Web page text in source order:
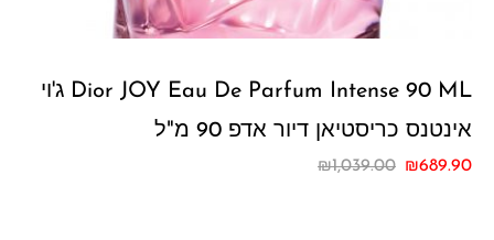
Dior JOY Eau De Parfum Intense 90 ML ג'וי
אינטנס כריסטיאן דיור אדפ 90 מ"ל
₪1,039.00 ₪689.90